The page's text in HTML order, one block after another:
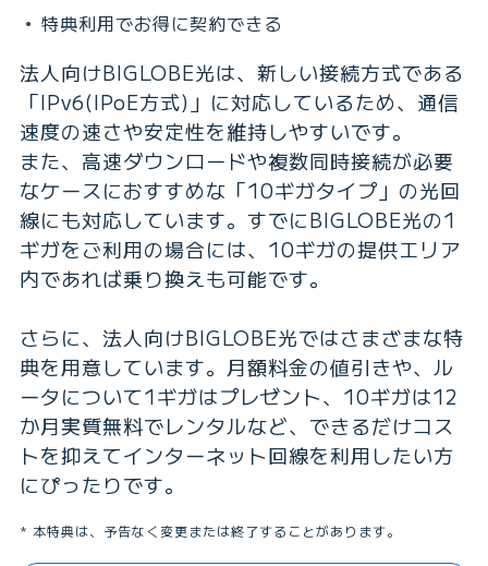
特典利用でお得に契約できる
法人向けBIGLOBE光は、新しい接続方式である
「IPv6(IPoE方式)」に対応しているため、通信
速度の速さや安定性を維持しやすいです。
また、高速ダウンロードや複数同時接続が必要
なケースにおすすめな「10ギガタイプ」の光回
線にも対応しています。すでにBIGLOBE光の1
ギガをご利用の場合には、10ギガの提供エリア
内であれば乗り換えも可能です。
さらに、法人向けBIGLOBE光ではさまざまな特
典を用意しています。月額料金の値引きや、ル
ータについて1ギガはプレゼント、10ギガは12
か月実質無料でレンタルなど、できるだけコス
トを抑えてインターネット回線を利用したい方
にぴったりです。
本特典は、予告なく変更または終了することがあります。